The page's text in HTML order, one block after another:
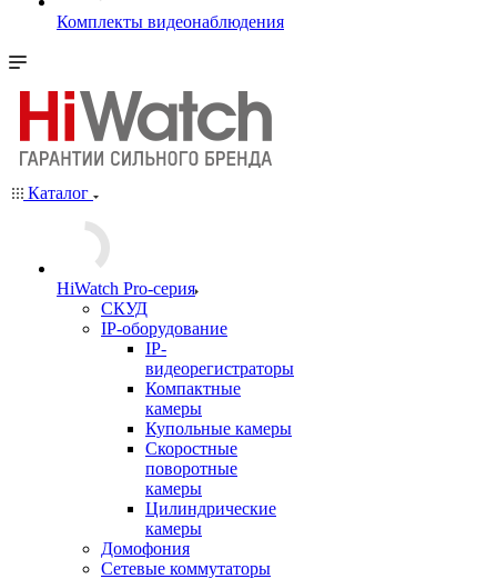
Комплекты видеонаблюдения
Каталог
HiWatch Pro-серия
CКУД
IP-оборудование
IP-
видеорегистраторы
Компактные
камеры
Купольные камеры
Скоростные
поворотные
камеры
Цилиндрические
камеры
Домофония
Сетевые коммутаторы